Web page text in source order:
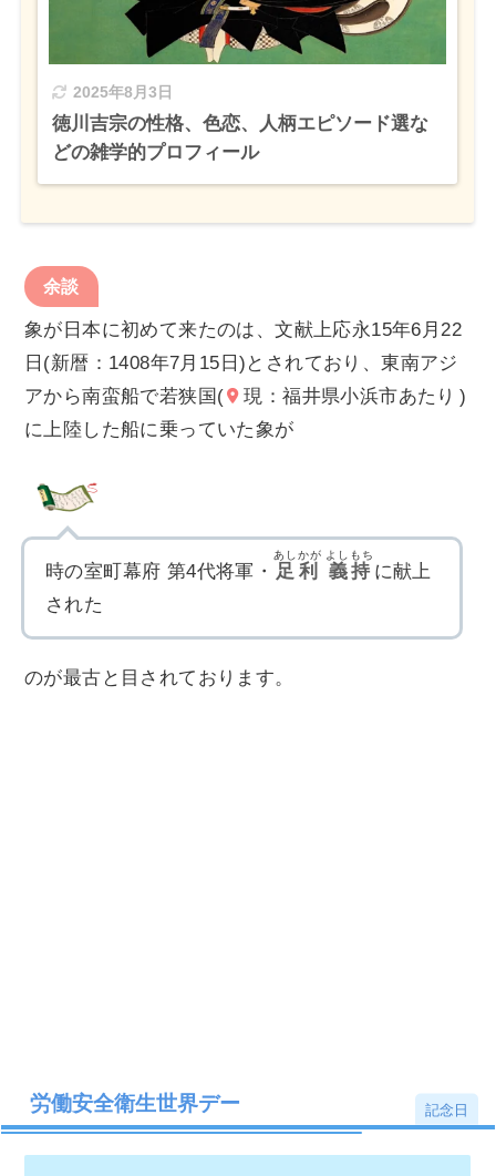
2025年8月3日
徳川吉宗の性格、色恋、人柄エピソード選な
どの雑学的プロフィール
余談
象が日本に初めて来たのは、文献上応永15年6月22
日(新暦：1408年7月15日)とされており、東南アジ
アから南蛮船で若狭国(
現：福井県小浜市あたり )
に上陸した船に乗っていた象が
時の室町幕府 第4代将軍・ 足利
あしかが
義持
よしもち
に献上
された
のが最古と目されております。
労働安全衛生世界デー 記念日